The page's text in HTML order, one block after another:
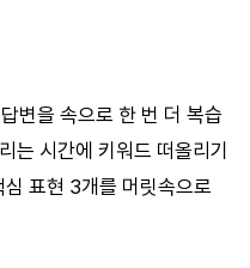
변을 속으로 한 번 더 복습
는 시간에 키워드 떠올리기
표현 3개를 머릿속으로